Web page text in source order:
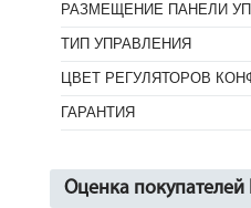
РАЗМЕЩЕНИЕ ПАНЕЛИ
ТИП УПРАВЛЕНИЯ
ЦВЕТ РЕГУЛЯТОРОВ
ГАРАНТИЯ
Оценка